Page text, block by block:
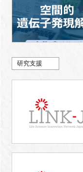
研究支援